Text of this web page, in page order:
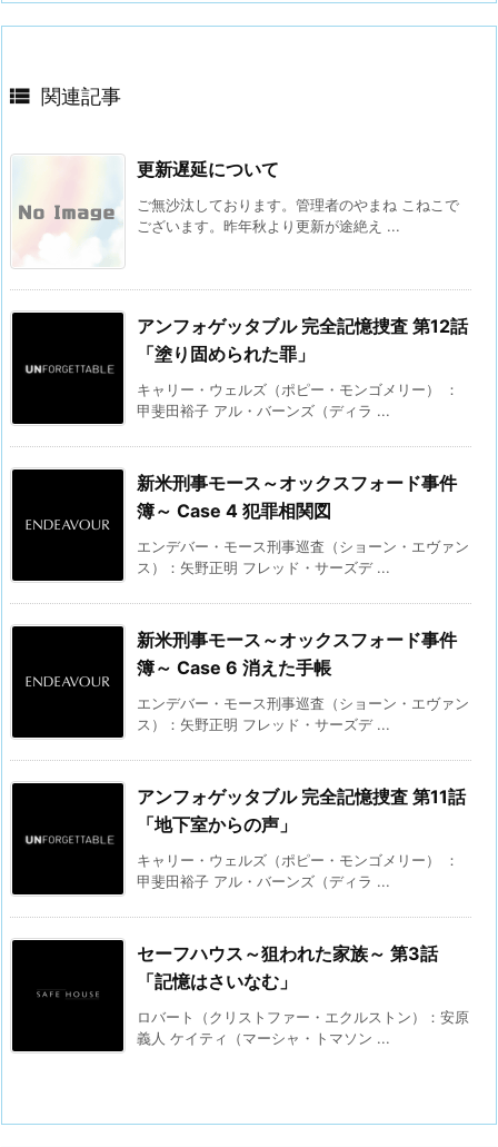
 関連記事
更新遅延について
ご無沙汰しております。管理者のやまね こねこで
ございます。昨年秋より更新が途絶え ...
アンフォゲッタブル 完全記憶捜査 第12話
「塗り固められた罪」
キャリー・ウェルズ（ポピー・モンゴメリー） ：
甲斐田裕子 アル・バーンズ（ディラ ...
新米刑事モース～オックスフォード事件
簿～ Case 4 犯罪相関図
エンデバー・モース刑事巡査（ショーン・エヴァン
ス）：矢野正明 フレッド・サーズデ ...
新米刑事モース～オックスフォード事件
簿～ Case 6 消えた手帳
エンデバー・モース刑事巡査（ショーン・エヴァン
ス）：矢野正明 フレッド・サーズデ ...
アンフォゲッタブル 完全記憶捜査 第11話
「地下室からの声」
キャリー・ウェルズ（ポピー・モンゴメリー） ：
甲斐田裕子 アル・バーンズ（ディラ ...
セーフハウス～狙われた家族～ 第3話
「記憶はさいなむ」
ロバート（クリストファー・エクルストン）：安原
義人 ケイティ（マーシャ・トマソン ...